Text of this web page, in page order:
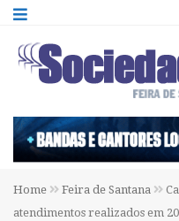
Home Feira de Santana
atendimentos realizados em